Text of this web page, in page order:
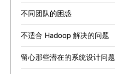
不同团队的困惑
不适合 Hadoop 解决的问题
留心那些潜在的系统设计问题